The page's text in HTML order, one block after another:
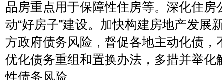
品房重点用于保障性住房等。深化住房
动“好房子”建设。加快构建房地产发展
方政府债务风险，督促各地主动化债，
优化债务重组和置换办法，多措并举化
性债务风险。